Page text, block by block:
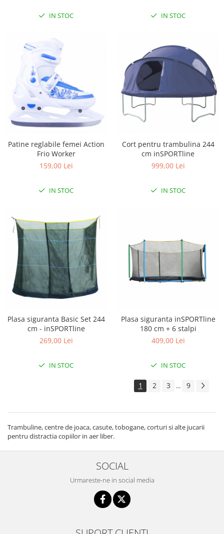
IN STOC IN STOC
Patine reglabile femei Action
Frio Worker
159,00 Lei
IN STOC
Cort pentru trambulina 244
cm inSPORTline
999,00 Lei
IN STOC
Plasa siguranta Basic Set 244
cm - inSPORTline
269,00 Lei
IN STOC
Plasa siguranta inSPORTline
180 cm + 6 stalpi
409,00 Lei
IN STOC
1 2 3 ... 9
Trambuline, centre de joaca, casute, tobogane, corturi si alte jucarii
pentru distractia copiilor in aer liber.
SOCIAL
Urmareste-ne in social media